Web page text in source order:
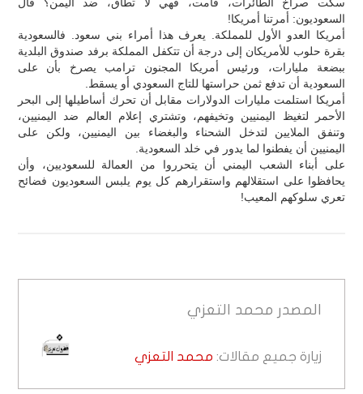
السعوديون: أمرتنا أمريكا!
أمريكا العدو الأول للمملكة. يعرف هذا أمراء بني سعود. فالسعودية
بقرة حلوب للأمريكان إلى درجة أن تتكفل المملكة برفد صندوق البلدية
ببضعة مليارات، ورئيس أمريكا المجنون ترامب يصرخ بأن على
السعودية أن تدفع ثمن حراستها للتاج السعودي أو يسقط.
أمريكا استلمت مليارات الدولارات مقابل أن تحرك أساطيلها إلى البحر
الأحمر لتغيظ اليمنيين وتخيفهم، وتشتري إعلام العالم ضد اليمنيين،
وتنفق الملايين لتدخل الشحناء والبغضاء بين اليمنيين، ولكن على
اليمنيين أن يفطنوا لما يدور في خلد السعودية.
على أبناء الشعب اليمني أن يتحرروا من العمالة للسعوديين، وأن
يحافظوا على استقلالهم واستقرارهم كل يوم يلبس السعوديون فضائح
تعري سلوكهم المعيب!
المصدر محمد التعزي
زيارة جميع مقالات: محمد التعزي